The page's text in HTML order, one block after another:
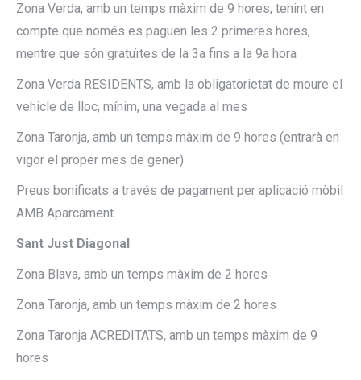
Zona Verda, amb un temps màxim de 9 hores, tenint en
compte que només es paguen les 2 primeres hores,
mentre que són gratuïtes de la 3a fins a la 9a hora
Zona Verda RESIDENTS, amb la obligatorietat de moure el
vehicle de lloc, mínim, una vegada al mes
Zona Taronja, amb un temps màxim de 9 hores (entrarà en
vigor el proper mes de gener)
Preus bonificats a través de pagament per aplicació mòbil
AMB Aparcament.
Sant Just Diagonal
Zona Blava, amb un temps màxim de 2 hores
Zona Taronja, amb un temps màxim de 2 hores
Zona Taronja ACREDITATS, amb un temps màxim de 9
hores